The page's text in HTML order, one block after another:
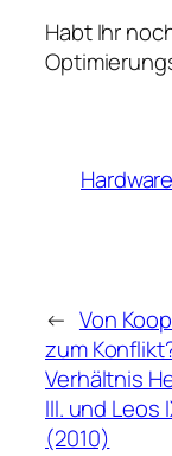
Habt Ihr
Hardware
← Von
zum
Verhältnis
III. und Leos
(2010)